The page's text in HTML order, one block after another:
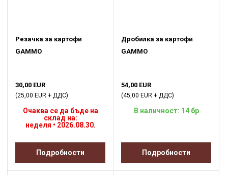
Резачка за картофи
GAMMO
30,00 EUR
(25,00 EUR + ДДС)
Очаква се да бъде на
склад на:
неделя • 2026.08.30.
Подробности
Дробилка за картофи
GAMMO
54,00 EUR
(45,00 EUR + ДДС)
В наличност: 14 бр
Подробности